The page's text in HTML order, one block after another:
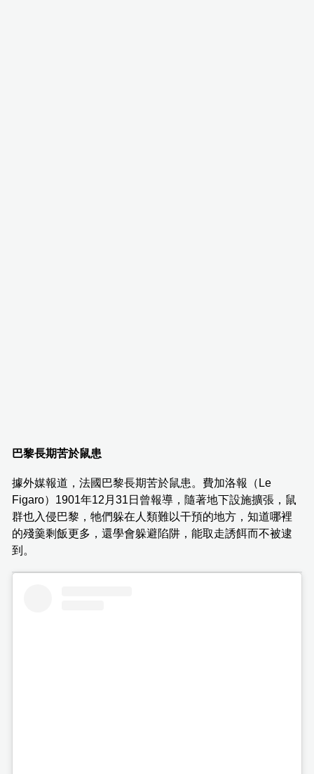
巴黎長期苦於鼠患
據外媒報道，法國巴黎長期苦於鼠患。費加洛報（Le
Figaro）1901年12月31日曾報導，隨著地下設施擴張，鼠
群也入侵巴黎，牠們躲在人類難以干預的地方，知道哪裡
的殘羹剩飯更多，還學會躲避陷阱，能取走誘餌而不被逮
到。